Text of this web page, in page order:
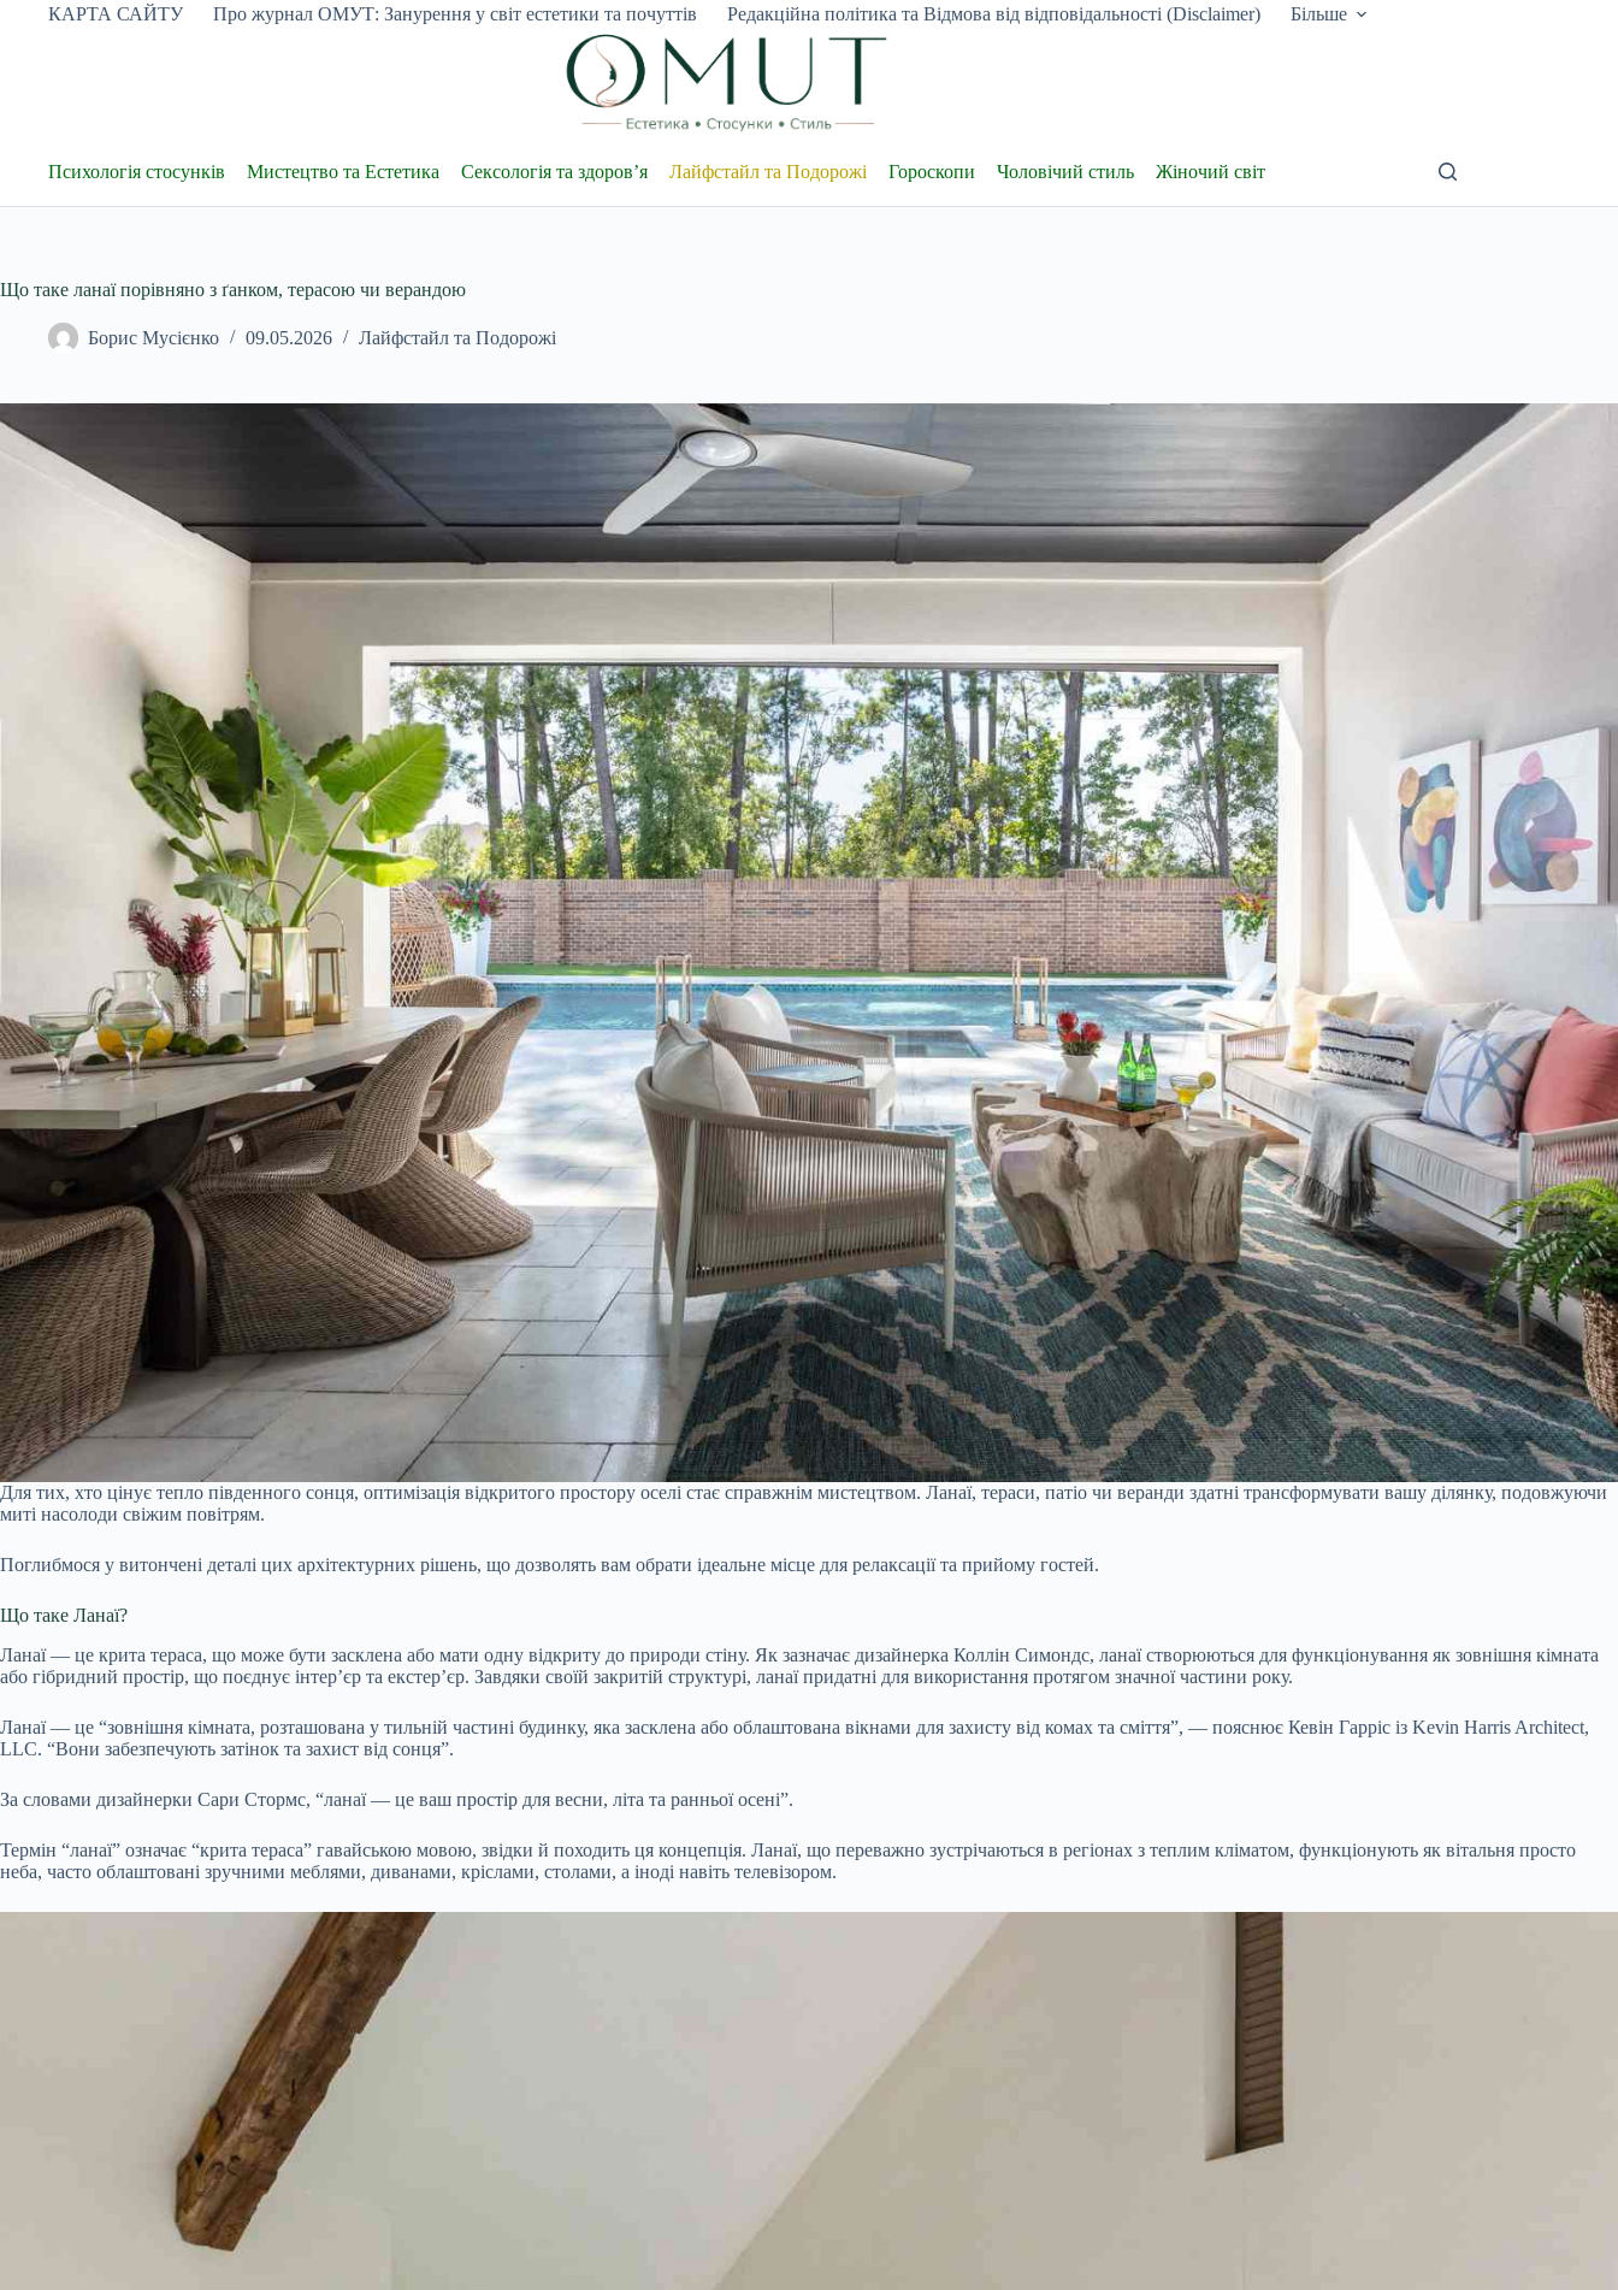
ПерейтиКАРТА САЙТУ Про журнал ОМУТ: Занурення у світ естетики та почуттів Редакційна політика та Відмова від відповідальності (Disclaimer) Більше
Психологія стосунків Мистецтво та Естетика Сексологія та здоров’я Лайфстайл та Подорожі Гороскопи Чоловічий стиль Жіночий світ
Що таке ланаї порівняно з ґанком, терасою чи верандою
Борис Мусієнко 09.05.2026 Лайфстайл та Подорожі
Для тих, хто цінує тепло південного сонця, оптимізація відкритого простору оселі стає справжнім мистецтвом. Ланаї, тераси, патіо чи веранди здатні трансформувати вашу ділянку, подовжуючи
миті насолоди свіжим повітрям.
Поглибмося у витончені деталі цих архітектурних рішень, що дозволять вам обрати ідеальне місце для релаксації та прийому гостей.
Що таке Ланаї?
Ланаї — це крита тераса, що може бути засклена або мати одну відкриту до природи стіну. Як зазначає дизайнерка Коллін Симондс, ланаї створюються для функціонування як зовнішня кімната
або гібридний простір, що поєднує інтер’єр та екстер’єр. Завдяки своїй закритій структурі, ланаї придатні для використання протягом значної частини року.
Ланаї — це “зовнішня кімната, розташована у тильній частині будинку, яка засклена або облаштована вікнами для захисту від комах та сміття”, — пояснює Кевін Гарріс із Kevin Harris Architect,
LLC. “Вони забезпечують затінок та захист від сонця”.
За словами дизайнерки Сари Стормс, “ланаї — це ваш простір для весни, літа та ранньої осені”.
Термін “ланаї” означає “крита тераса” гавайською мовою, звідки й походить ця концепція. Ланаї, що переважно зустрічаються в регіонах з теплим кліматом, функціонують як вітальня просто
неба, часто облаштовані зручними меблями, диванами, кріслами, столами, а іноді навіть телевізором.